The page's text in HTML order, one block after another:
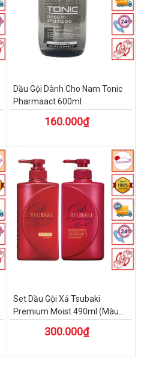
Dầu Gội Dành Cho Nam Tonic
Pharmaact 600ml
160.000₫
Set Dầu Gội Xả Tsubaki
Premium Moist 490ml (Màu...
300.000₫